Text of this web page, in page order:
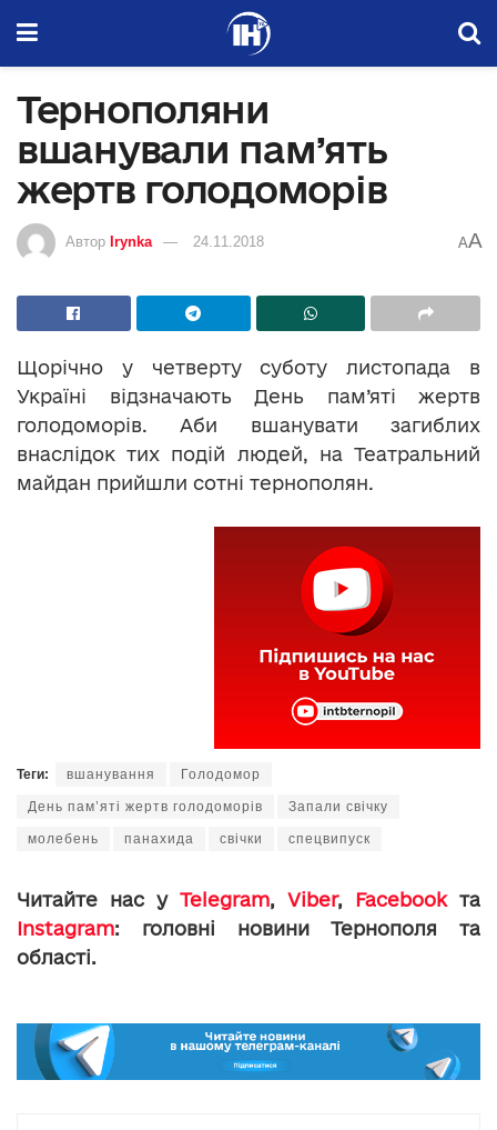
Тернополяни
вшанували пам’ять
жертв голодоморів
Автор Irynka 24.11.2018 AA
Щорічно у четверту суботу листопада в
Україні відзначають День пам’яті жертв
голодоморів. Аби вшанувати загиблих
внаслідок тих подій людей, на Театральний
майдан прийшли сотні тернополян.
Теги: вшанування Голодомор
День пам’яті жертв голодоморів Запали свічку
молебень панахида свічки спецвипуск
Читайте нас у Telegram, Viber, Facebookта
Instagram: головні новини Тернополя та
області.